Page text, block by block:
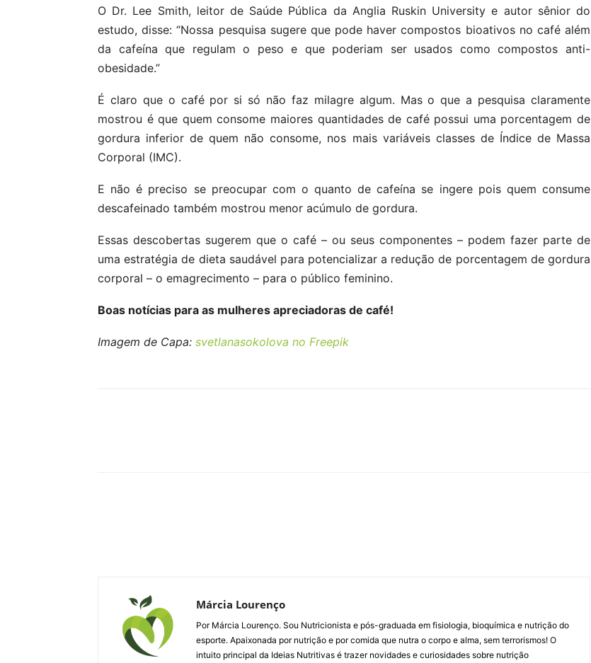
O Dr. Lee Smith, leitor de Saúde Pública da Anglia Ruskin University e autor sênior do
estudo, disse: “Nossa pesquisa sugere que pode haver compostos bioativos no café além
da cafeína que regulam o peso e que poderiam ser usados como compostos anti-
obesidade.”
É claro que o café por si só não faz milagre algum. Mas o que a pesquisa claramente
mostrou é que quem consome maiores quantidades de café possui uma porcentagem de
gordura inferior de quem não consome, nos mais variáveis classes de Índice de Massa
Corporal (IMC).
E não é preciso se preocupar com o quanto de cafeína se ingere pois quem consume
descafeinado também mostrou menor acúmulo de gordura.
Essas descobertas sugerem que o café – ou seus componentes – podem fazer parte de
uma estratégia de dieta saudável para potencializar a redução de porcentagem de gordura
corporal – o emagrecimento – para o público feminino.
Boas notícias para as mulheres apreciadoras de café!
Imagem de Capa: svetlanasokolova no Freepik
Márcia Lourenço
Por Márcia Lourenço. Sou Nutricionista e pós-graduada em fisiologia, bioquímica e nutrição do
esporte. Apaixonada por nutrição e por comida que nutra o corpo e alma, sem terrorismos! O
intuito principal da Ideias Nutritivas é trazer novidades e curiosidades sobre nutrição